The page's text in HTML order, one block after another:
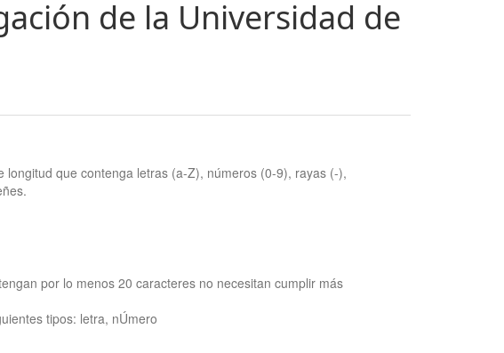
de la Universidad de
que contenga letras (a-Z), números (0-9), rayas (-),
por lo menos 20 caracteres no necesitan cumplir más
tipos: letra, nÚmero